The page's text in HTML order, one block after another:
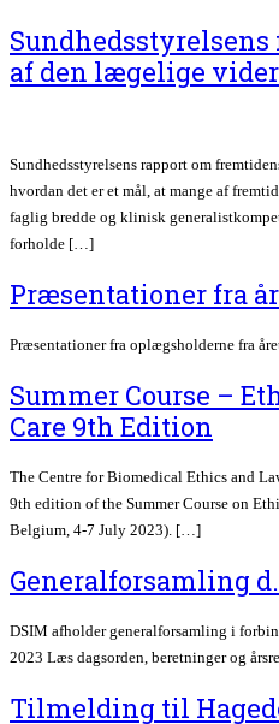
af den lægelige
Sundhedsstyrelsens rapport om
hvordan det er et mål, at mange af
faglig bredde og klinisk
forholde […]
Præsentationer fra
Præsentationer fra oplægsholderne fra
Summer Course –
Care 9th Edition
The Centre for Biomedical Ethics and
9th edition of the Summer Course on
Belgium, 4-7 July 2023). […]
Generalforsamling
DSIM afholder generalforsamling i
2023 Læs dagsorden, beretninger og
Tilmelding til